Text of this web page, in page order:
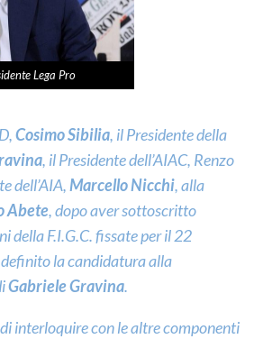
Lega Pro
Cosimo Sibilia, il Presidente della
, il Presidente dell’AIAC, Renzo
dell’AIA,Marcello Nicchi, alla
Abete, dopo aver sottoscritto
della F.I.G.C. fissate per il 22
la candidatura alla
Gabriele Gravina.
interloquire con le altre componenti